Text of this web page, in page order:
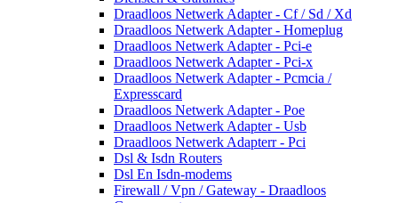
Draadloos Netwerk Adapter - Cf / Sd / Xd
Draadloos Netwerk Adapter - Homeplug
Draadloos Netwerk Adapter - Pci-e
Draadloos Netwerk Adapter - Pci-x
Draadloos Netwerk Adapter - Pcmcia /
Expresscard
Draadloos Netwerk Adapter - Poe
Draadloos Netwerk Adapter - Usb
Draadloos Netwerk Adapterr - Pci
Dsl & Isdn Routers
Dsl En Isdn-modems
Firewall / Vpn / Gateway - Draadloos